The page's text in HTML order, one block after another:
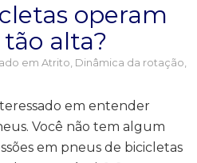
operam
alta?
em Atrito, Dinâmica da rotação,
em entender
Você não tem algum
em pneus de bicicletas